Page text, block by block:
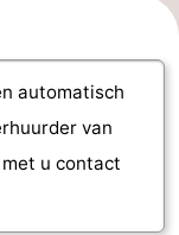
automatisch
van
u contact